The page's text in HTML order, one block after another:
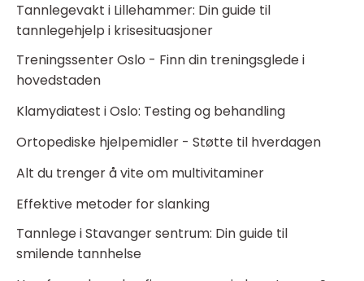
Tannlegevakt i Lillehammer: Din guide til
tannlegehjelp i krisesituasjoner
Treningssenter Oslo - Finn din treningsglede i
hovedstaden
Klamydiatest i Oslo: Testing og behandling
Ortopediske hjelpemidler - Støtte til hverdagen
Alt du trenger å vite om multivitaminer
Effektive metoder for slanking
Tannlege i Stavanger sentrum: Din guide til
smilende tannhelse